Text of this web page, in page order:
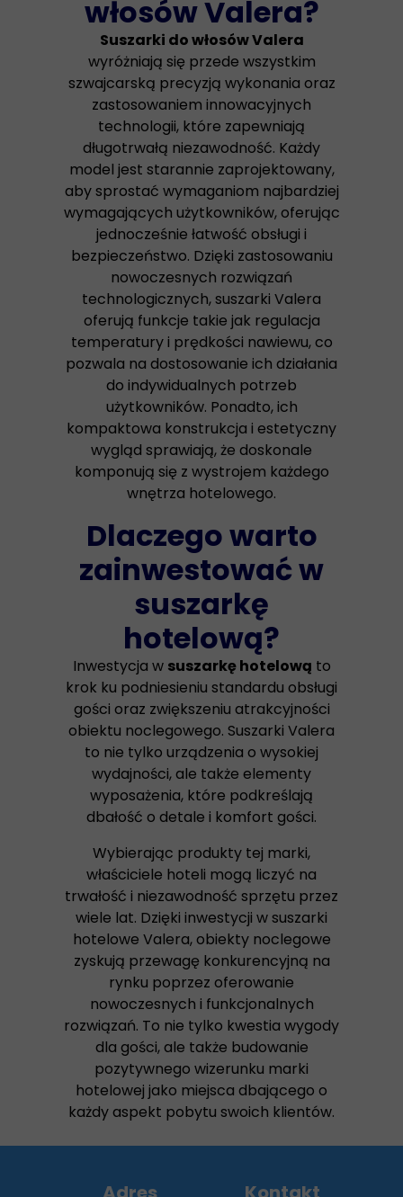
włosów Valera?
Suszarki do włosów Valera
wyróżniają się przede wszystkim
szwajcarską precyzją wykonania oraz
zastosowaniem innowacyjnych
technologii, które zapewniają
długotrwałą niezawodność. Każdy
model jest starannie zaprojektowany,
aby sprostać wymaganiom najbardziej
wymagających użytkowników, oferując
jednocześnie łatwość obsługi i
bezpieczeństwo. Dzięki zastosowaniu
nowoczesnych rozwiązań
technologicznych, suszarki Valera
oferują funkcje takie jak regulacja
temperatury i prędkości nawiewu, co
pozwala na dostosowanie ich działania
do indywidualnych potrzeb
użytkowników. Ponadto, ich
kompaktowa konstrukcja i estetyczny
wygląd sprawiają, że doskonale
komponują się z wystrojem każdego
wnętrza hotelowego.
Dlaczego warto
zainwestować w
suszarkę
hotelową?
Inwestycja w suszarkę hotelową to
krok ku podniesieniu standardu obsługi
gości oraz zwiększeniu atrakcyjności
obiektu noclegowego. Suszarki Valera
to nie tylko urządzenia o wysokiej
wydajności, ale także elementy
wyposażenia, które podkreślają
dbałość o detale i komfort gości.
Wybierając produkty tej marki,
właściciele hoteli mogą liczyć na
trwałość i niezawodność sprzętu przez
wiele lat. Dzięki inwestycji w suszarki
hotelowe Valera, obiekty noclegowe
zyskują przewagę konkurencyjną na
rynku poprzez oferowanie
nowoczesnych i funkcjonalnych
rozwiązań. To nie tylko kwestia wygody
dla gości, ale także budowanie
pozytywnego wizerunku marki
hotelowej jako miejsca dbającego o
każdy aspekt pobytu swoich klientów.